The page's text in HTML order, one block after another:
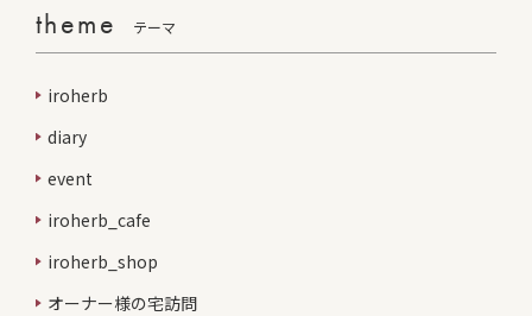
theme テーマ
iroherb
diary
event
iroherb_cafe
iroherb_shop
オーナー様の宅訪問